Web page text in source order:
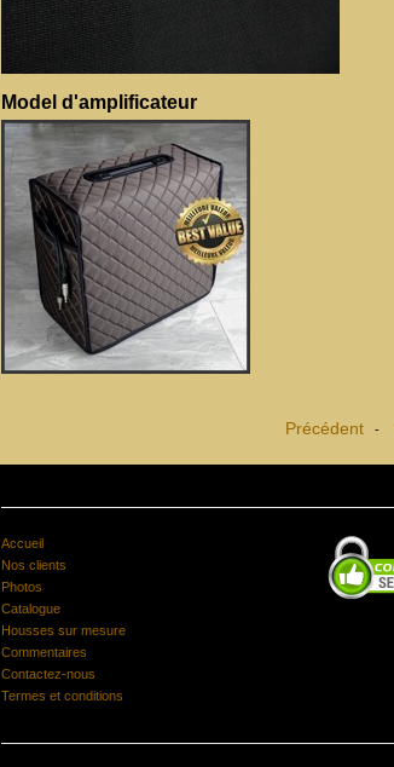
Model d'amplificateur
Précédent -
Accueil
Nos clients
Photos
Catalogue
Housses sur mesure
Commentaires
Contactez-nous
Termes et conditions